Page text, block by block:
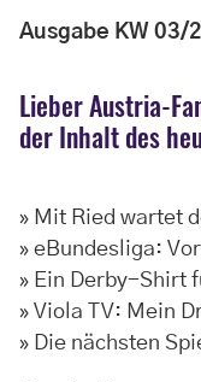
Ausgabe KW 03/
Lieber Austria-
der Inhalt des
» Mit Ried wartet
» eBundesliga:
» Ein Derby-Shirt
» Viola TV: Mein
» Die nächsten